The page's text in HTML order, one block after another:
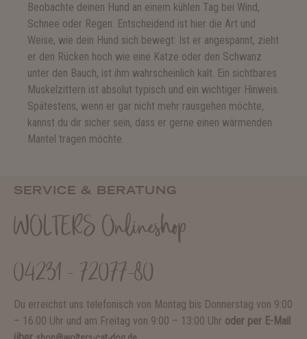
Beobachte deinen Hund an einem kühlen Tag bei Wind,
Schnee oder Regen. Entscheidend ist hier die Art und
Weise, wie dein Hund sich bewegt: Ist er angespannt, zieht
er den Rücken hoch wie eine Katze oder den Schwanz
unter den Bauch, ist ihm wahrscheinlich kalt. Ein sichtbares
Muskelzittern ist absolut typisch und ein wichtiger Hinweis.
Spätestens, wenn er gar nicht mehr rausgehen möchte,
kannst du dir sicher sein, dass er gerne einen wärmenden
Mantel tragen möchte.
SERVICE & BERATUNG
WOLTERS Onlineshop
04231 - 72077-80
Du erreichst uns telefonisch von Montag bis Donnerstag von 9:00
– 16:00 Uhr und am Freitag von 9:00 – 13:00 Uhr oder per E-Mail